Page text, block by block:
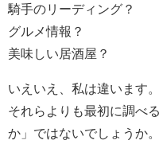
騎手のリーディング？
グルメ情報？
美味しい居酒屋？
いえいえ、私は違います。
それらよりも最初に調べ
か」ではないでしょうか。